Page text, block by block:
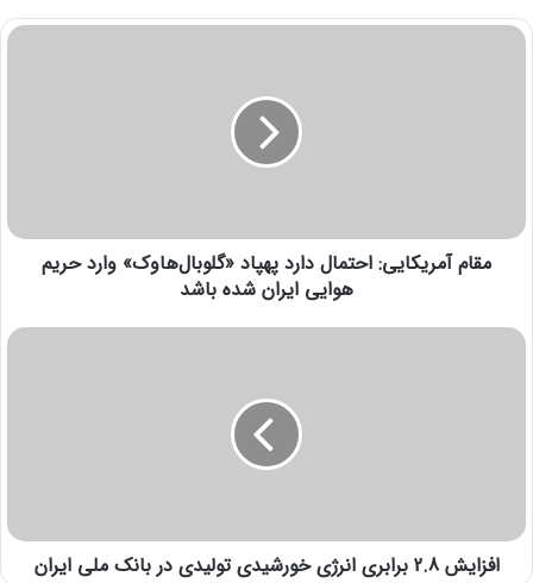
مقام آمریکایی: احتمال دارد پهپاد «گلوبال‌هاوک» وارد حریم
هوایی ایران شده باشد
افزایش 2.8 برابری انرژی خورشیدی تولیدی در بانک ملی ایران